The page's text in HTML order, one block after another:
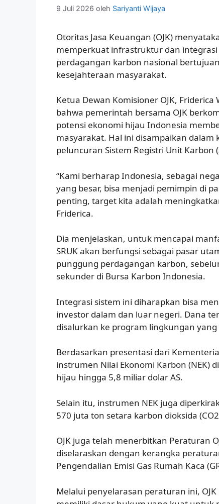
9 Juli 2026 oleh Sariyanti Wijaya
Otoritas Jasa Keuangan (OJK)
memperkuat infrastruktur dan
perdagangan karbon nasional
kesejahteraan masyarakat.
Ketua Dewan Komisioner OJK,
bahwa pemerintah bersama OJK
potensi ekonomi hijau Indonesia
masyarakat. Hal ini disampaikan dalam
peluncuran Sistem Registri Unit Karbon
“Kami berharap Indonesia, sebagai
yang besar, bisa menjadi pemimpin di
penting, target kita adalah
Friderica.
Dia menjelaskan, untuk mencapai
SRUK akan berfungsi sebagai pasar
punggung perdagangan karbon,
sekunder di Bursa Karbon Indonesia.
Integrasi sistem ini diharapkan bisa
investor dalam dan luar negeri. Dana
disalurkan ke program lingkungan
Berdasarkan presentasi dari
instrumen Nilai Ekonomi Karbon (NEK)
hijau hingga 5,8 miliar dolar AS.
Selain itu, instrumen NEK juga
570 juta ton setara karbon dioksida
OJK juga telah menerbitkan Peraturan
diselaraskan dengan kerangka
Pengendalian Emisi Gas Rumah Kaca
Melalui penyelarasan peraturan ini,